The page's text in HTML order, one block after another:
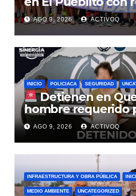
Querétaro Maratón
AGO 9, 2026 ACTIVOQ
INICIO POLICIACA SEGURIDAD
Detienen en
hombre requerido
autoridades de la
México
AGO 9, 2026 ACTIVOQ
INFRAESTRUCTURA Y OBRA PÚBLICA
MEDIO AMBIENTE UNCATEGORIZED